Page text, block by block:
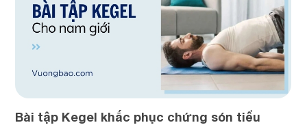
Bài tập Kegel khắc phục chứng són tiểu